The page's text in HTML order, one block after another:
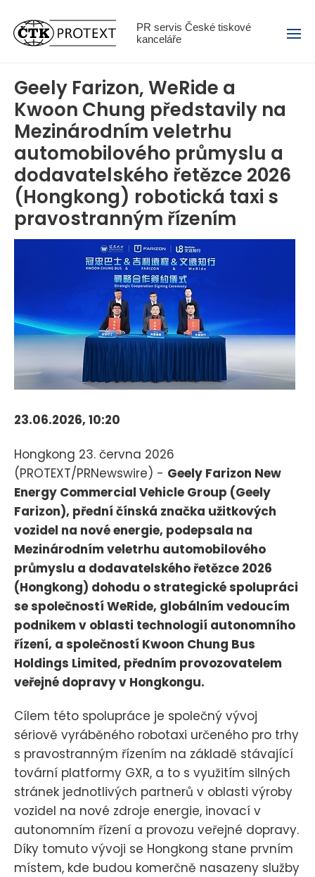
PR servis České tiskové
kanceláře
Menu
Geely Farizon, WeRide a
Kwoon Chung představily na
Mezinárodním veletrhu
automobilového průmyslu a
dodavatelského řetězce 2026
(Hongkong) robotická taxi s
pravostranným řízením
23.06.2026, 10:20
Hongkong 23. června 2026
(PROTEXT/PRNewswire) - Geely Farizon New
Energy Commercial Vehicle Group (Geely
Farizon), přední čínská značka užitkových
vozidel na nové energie, podepsala na
Mezinárodním veletrhu automobilového
průmyslu a dodavatelského řetězce 2026
(Hongkong) dohodu o strategické spolupráci
se společností WeRide, globálním vedoucím
podnikem v oblasti technologií autonomního
řízení, a společností Kwoon Chung Bus
Holdings Limited, předním provozovatelem
veřejné dopravy v Hongkongu.
Cílem této spolupráce je společný vývoj
sériově vyráběného robotaxi určeného pro trhy
s pravostranným řízením na základě stávající
tovární platformy GXR, a to s využitím silných
stránek jednotlivých partnerů v oblasti výroby
vozidel na nové zdroje energie, inovací v
autonomním řízení a provozu veřejné dopravy.
Díky tomuto vývoji se Hongkong stane prvním
místem, kde budou komerčně nasazeny služby